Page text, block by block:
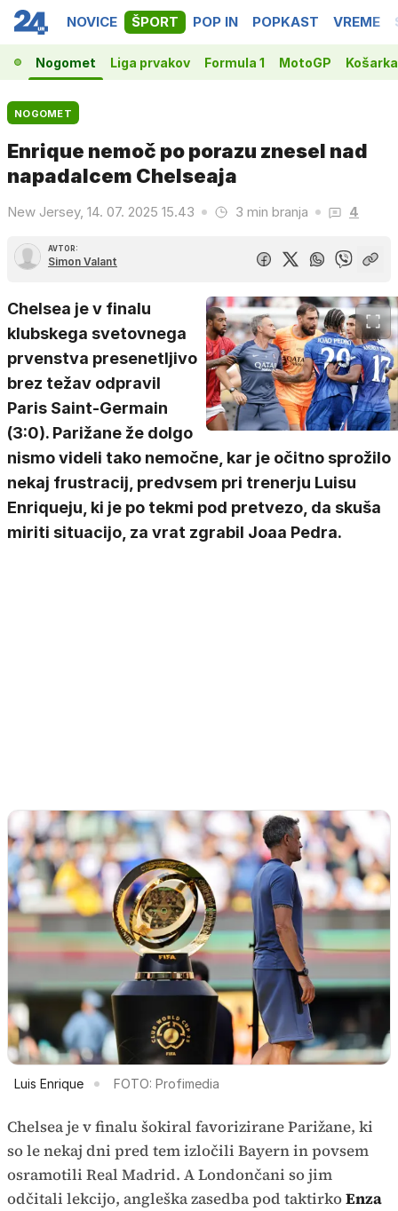
NOVICE ŠPORT POP IN POPKAST VREME
Nogomet Liga prvakov Formula 1 MotoGP Košarka
NOGOMET
Enrique nemoč po porazu znesel nad
napadalcem Chelseaja
New Jersey, 14. 07. 2025 15.43 3 min branja 4
AVTOR:
Simon Valant
Chelsea je v finalu
klubskega svetovnega
prvenstva presenetljivo
brez težav odpravil
Paris Saint-Germain
(3:0). Parižane že dolgo
nismo videli tako nemočne, kar je očitno sprožilo
nekaj frustracij, predvsem pri trenerju Luisu
Enriqueju, ki je po tekmi pod pretvezo, da skuša
miriti situacijo, za vrat zgrabil Joaa Pedra.
Luis Enrique FOTO: Profimedia
Chelsea je v finalu šokiral favorizirane Parižane, ki
so le nekaj dni pred tem izločili Bayern in povsem
osramotili Real Madrid. A Londončani so jim
odčitali lekcijo, angleška zasedba pod taktirkoEnza